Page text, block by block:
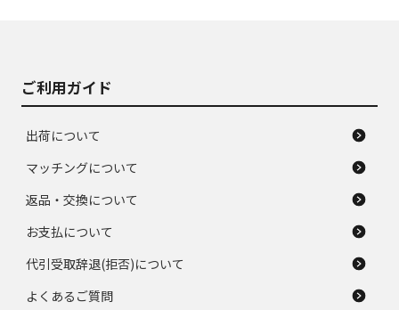
ご利用ガイド
出荷について
マッチングについて
返品・交換について
お支払について
代引受取辞退(拒否)について
よくあるご質問